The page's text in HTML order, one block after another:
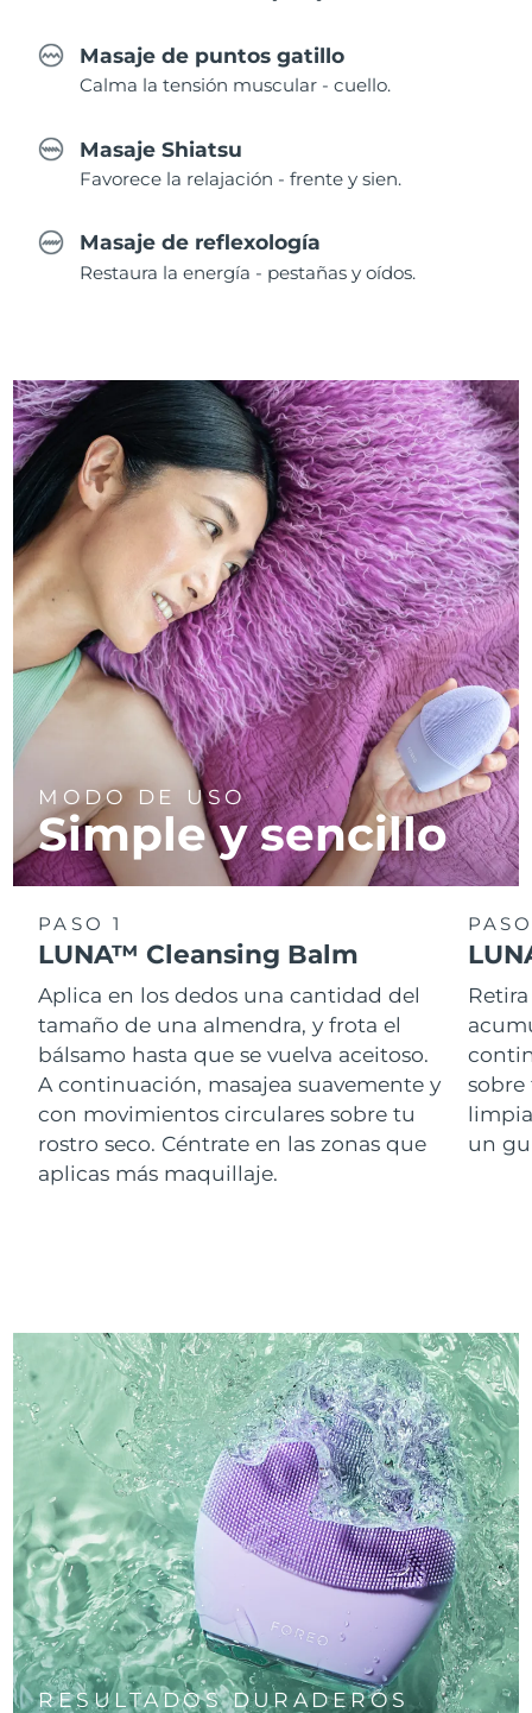
Masaje de puntos gatillo
Calma la tensión muscular - cuello.
Masaje Shiatsu
Favorece la relajación - frente y sien.
Masaje de reflexología
Restaura la energía - pestañas y oídos.
MODO DE USO
Simple y sencillo
PASO 1
LUNA™ Cleansing Balm
Aplica en los dedos una cantidad del
tamaño de una almendra, y frota el
bálsamo hasta que se vuelva aceitoso.
A continuación, masajea suavemente y
con movimientos circulares sobre tu
rostro seco. Céntrate en las zonas que
aplicas más maquillaje.
un
RESULTADOS DURADEROS